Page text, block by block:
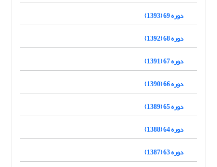
دوره 69 (1393)
دوره 68 (1392)
دوره 67 (1391)
دوره 66 (1390)
دوره 65 (1389)
دوره 64 (1388)
دوره 63 (1387)